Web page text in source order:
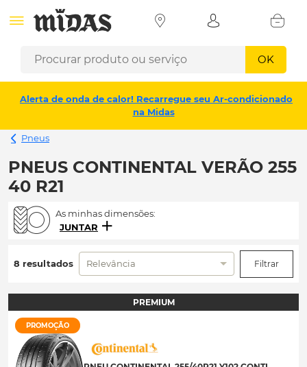
OK
Alerta de onda de calor! Recarregue seu Ar-condicionado
na Midas
Pneus
PNEUS CONTINENTAL VERÃO 255
40 R21
As minhas dimensões:
JUNTAR
8 resultados Relevância Filtrar
PREMIUM
PROMOÇÃO